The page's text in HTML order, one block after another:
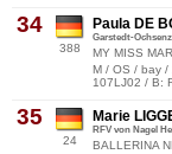
34
388
Paula DE
Garstedt-
MY MISS
M / OS / bay /
107LJ02 / B:
35
24
Marie
RFV von Nagel
BALLERINA